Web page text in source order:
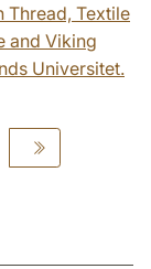
Thread, Textile
and Viking
Universitet.